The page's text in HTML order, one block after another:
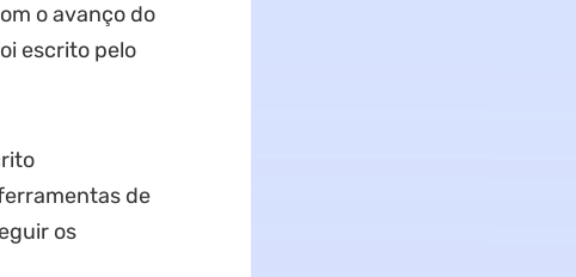
o avanço do
escrito pelo
de
os